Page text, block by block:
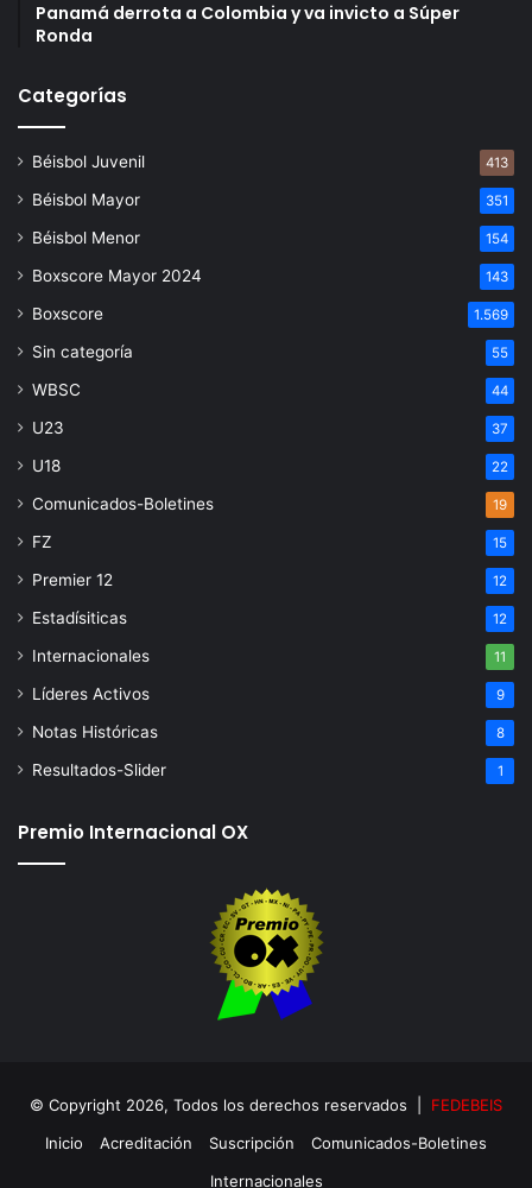
Panamá derrota a Colombia y va invicto a Súper
Ronda
Categorías
Béisbol Juvenil 413
Béisbol Mayor 351
Béisbol Menor 154
Boxscore Mayor 2024 143
Boxscore 1.569
Sin categoría 55
WBSC 44
U23 37
U18 22
Comunicados-Boletines 19
FZ 15
Premier 12 12
Estadísiticas 12
Internacionales 11
Líderes Activos 9
Notas Históricas 8
Resultados-Slider 1
Premio Internacional OX
© Copyright 2026, Todos los derechos reservados | FEDEBEIS
Inicio
Acreditación Suscripción
Comunicados-Boletines
Internacionales